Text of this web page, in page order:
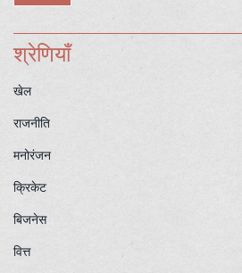
श्रेणियाँ
खेल
राजनीति
मनोरंजन
क्रिकेट
बिजनेस
वित्त